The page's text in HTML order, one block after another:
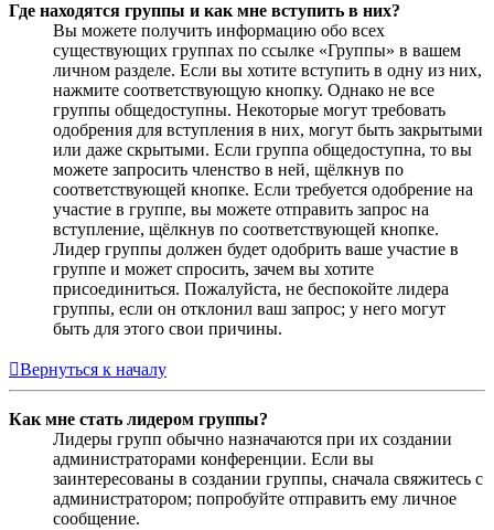
Где находятся группы и как мне вступить в них?
Вы можете получить информацию обо всех
существующих группах по ссылке «Группы» в вашем
личном разделе. Если вы хотите вступить в одну из них,
нажмите соответствующую кнопку. Однако не все
группы общедоступны. Некоторые могут требовать
одобрения для вступления в них, могут быть закрытыми
или даже скрытыми. Если группа общедоступна, то вы
можете запросить членство в ней, щёлкнув по
соответствующей кнопке. Если требуется одобрение на
участие в группе, вы можете отправить запрос на
вступление, щёлкнув по соответствующей кнопке.
Лидер группы должен будет одобрить ваше участие в
группе и может спросить, зачем вы хотите
присоединиться. Пожалуйста, не беспокойте лидера
группы, если он отклонил ваш запрос; у него могут
быть для этого свои причины.
Вернуться к началу
Как мне стать лидером группы?
Лидеры групп обычно назначаются при их создании
администраторами конференции. Если вы
заинтересованы в создании группы, сначала свяжитесь с
администратором; попробуйте отправить ему личное
сообщение.